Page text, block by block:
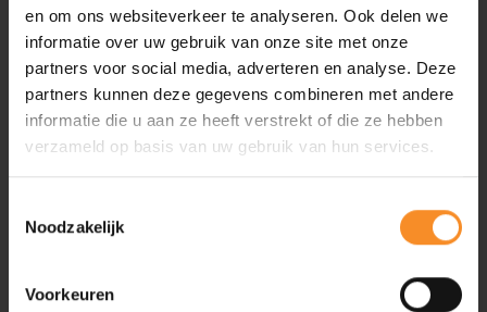
en om ons websiteverkeer te analyseren. Ook delen we
informatie over uw gebruik van onze site met onze
partners voor social media, adverteren en analyse. Deze
partners kunnen deze gegevens combineren met andere
informatie die u aan ze heeft verstrekt of die ze hebben
verzameld op basis van uw gebruik van hun services.
Noodzakelijk
Voorkeuren
Mezelf Iemand anders
Nieuwe groep aanmaken ( minimum 10 p )
Afstand
25k WALK
100k WALK